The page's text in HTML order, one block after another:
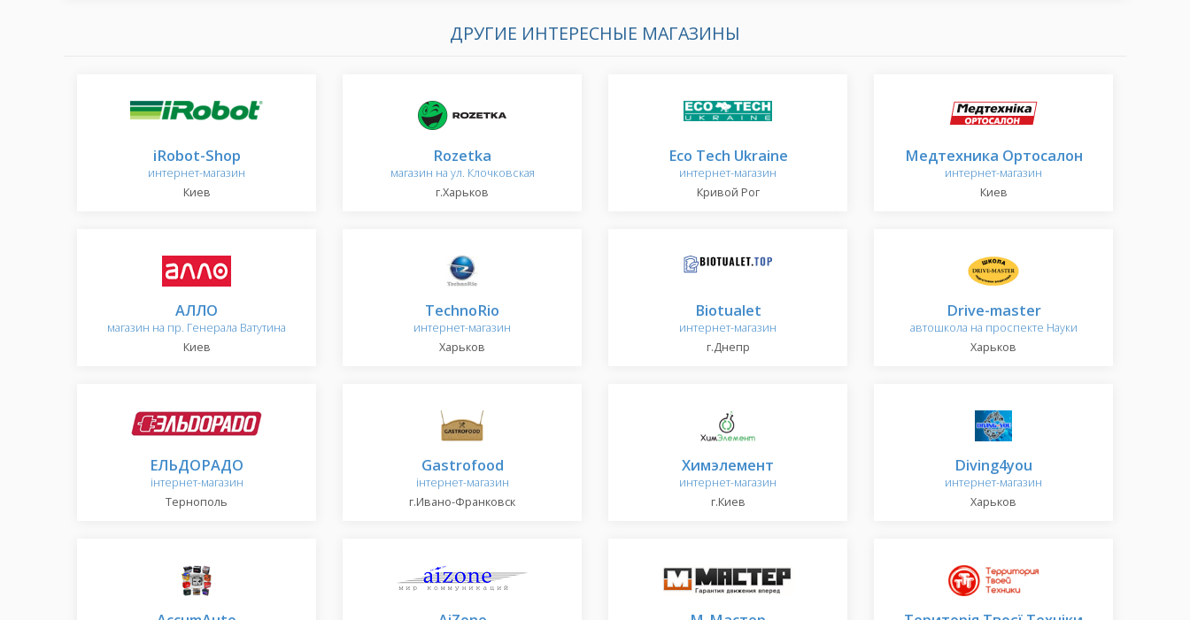
ДРУГИЕ ИНТЕРЕСНЫЕ МАГАЗИНЫ
iRobot-Shop
интернет-магазин
Киев
Rozetka
магазин на ул. Клочковская
г.Харьков
Eco Tech Ukraine
интернет-магазин
Кривой Рог
Медтехника Ортосалон
интернет-магазин
Киев
АЛЛО
магазин на пр. Генерала Ватутина
Киев
TechnoRio
интернет-магазин
Харьков
Biotualet
интернет-магазин
г.Днепр
Drive-master
автошкола на проспекте Науки
Харьков
ЕЛЬДОРАДО
інтернет-магазин
Тернополь
Gastrofood
інтернет-магазин
г.Ивано-Франковск
Химэлемент
интернет-магазин
г.Киев
Diving4you
интернет-магазин
Харьков